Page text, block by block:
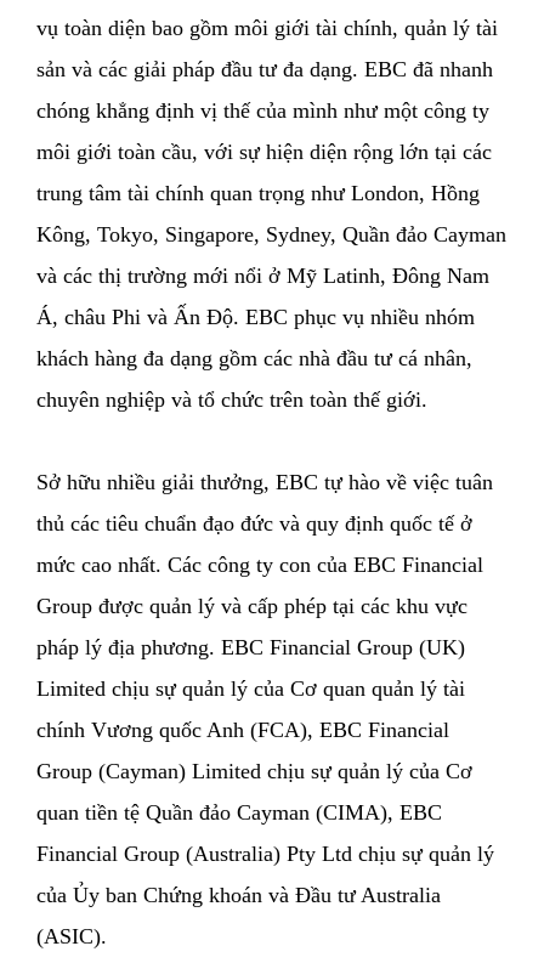
vụ toàn diện bao gồm môi giới tài chính, quản lý tài
sản và các giải pháp đầu tư đa dạng. EBC đã nhanh
chóng khẳng định vị thế của mình như một công ty
môi giới toàn cầu, với sự hiện diện rộng lớn tại các
trung tâm tài chính quan trọng như London, Hồng
Kông, Tokyo, Singapore, Sydney, Quần đảo Cayman
và các thị trường mới nổi ở Mỹ Latinh, Đông Nam
Á, châu Phi và Ấn Độ. EBC phục vụ nhiều nhóm
khách hàng đa dạng gồm các nhà đầu tư cá nhân,
chuyên nghiệp và tổ chức trên toàn thế giới.
Sở hữu nhiều giải thưởng, EBC tự hào về việc tuân
thủ các tiêu chuẩn đạo đức và quy định quốc tế ở
mức cao nhất. Các công ty con của EBC Financial
Group được quản lý và cấp phép tại các khu vực
pháp lý địa phương. EBC Financial Group (UK)
Limited chịu sự quản lý của Cơ quan quản lý tài
chính Vương quốc Anh (FCA), EBC Financial
Group (Cayman) Limited chịu sự quản lý của Cơ
quan tiền tệ Quần đảo Cayman (CIMA), EBC
Financial Group (Australia) Pty Ltd chịu sự quản lý
của Ủy ban Chứng khoán và Đầu tư Australia
(ASIC).